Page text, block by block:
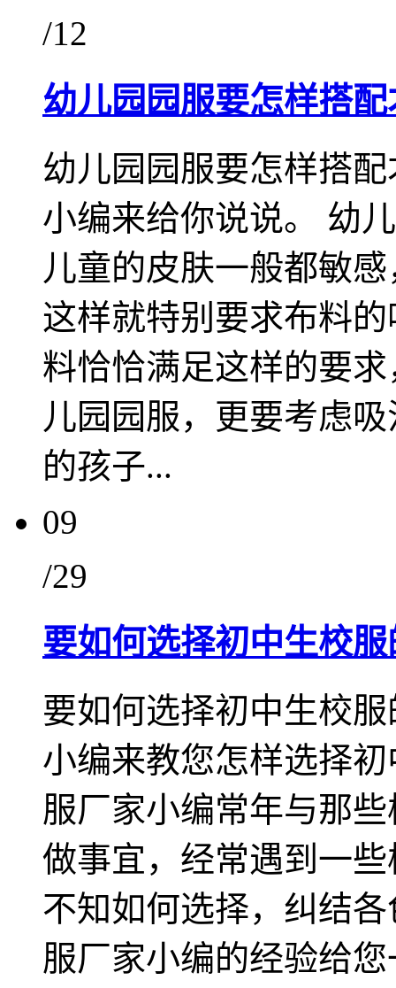
/12
幼儿园园服要怎样搭配
幼儿园园服要怎样搭
小编来给你说说。 幼
儿童的皮肤一般都敏
这样就特别要求布料
料恰恰满足这样的要
儿园园服，更要考虑
的孩子...
09
/29
要如何选择初中生校
要如何选择初中生校
小编来教您怎样选择
服厂家小编常年与那
做事宜，经常遇到一
不知如何选择，纠结
服厂家小编的经验给